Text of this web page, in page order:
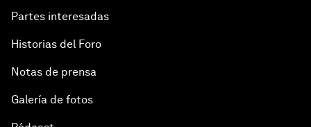
Partes interesadas
Historias del Foro
Notas de prensa
Galería de fotos